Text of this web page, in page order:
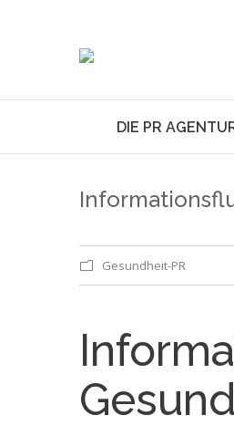
DIE PR
Gesundheit-PR